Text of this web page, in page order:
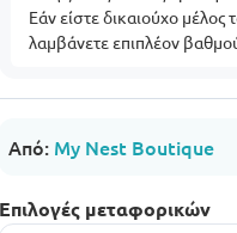
Εάν είστε δικαιούχο
λαμβάνετε επιπλέον
Από: My Nest Boutique
Επιλογές μεταφορικών